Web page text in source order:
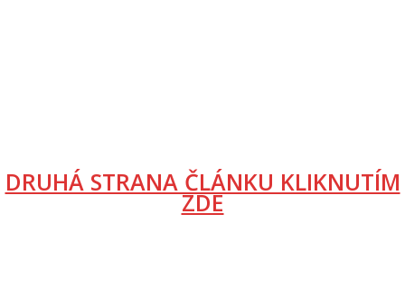
DRUHÁ STRANA ČLÁNKU KLIKNUTÍM
ZDE